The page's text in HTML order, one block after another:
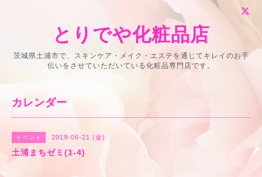
とりでや化粧品店
茨城県土浦市で、スキンケア・メイク・エステを通じてキレイのお手
伝いをさせていただいている化粧品専門店です。
カレンダー
イベント 2019-06-21 (金)
土浦まちゼミ(1-4)